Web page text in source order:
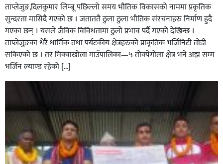
ताप्लेजुङ,दिलकुमार लिम्बू पछिल्लो समय भौतिक विकासको नाममा प्रकृतिक
सुन्दरता मासिदै गएको छ । जताततै ठुला ठुला भौतिक संरचनाहरु निर्माण हुदै
गएका छन् । यसले जैविक विविधतामा ठुलो प्रभाव पर्दै गएको देखिन्छ ।
ताप्लेजुङका धेरै धार्मिक तथा पर्यटकीय क्षेत्रहरुको प्राकृतिक भर्जिनिटी तोडी
सकिएको छ । तर मिक्वाखोला गाउँपालिका—५ तोक्पेगोला क्षेत्र भने अझ सम्म
भर्जिन ल्याण्ड रहेको […]